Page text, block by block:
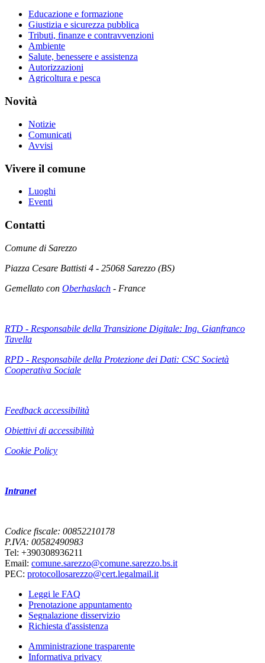
Educazione e formazione
Giustizia e sicurezza pubblica
Tributi, finanze e contravvenzioni
Ambiente
Salute, benessere e assistenza
Autorizzazioni
Agricoltura e pesca
Novità
Notizie
Comunicati
Avvisi
Vivere il comune
Luoghi
Eventi
Contatti
Comune di Sarezzo
Piazza Cesare Battisti 4 - 25068 Sarezzo (BS)
Gemellato con Oberhaslach - France
RTD - Responsabile della Transizione Digitale: Ing. Gianfranco
Tavella
RPD - Responsabile della Protezione dei Dati: CSC Società
Cooperativa Sociale
Feedback accessibilità
Obiettivi di accessibilità
Cookie Policy
Intranet
Codice fiscale: 00852210178
P.IVA: 00582490983
Tel: +390308936211
Email: comune.sarezzo@comune.sarezzo.bs.it
PEC: protocollosarezzo@cert.legalmail.it
Leggi le FAQ
Prenotazione appuntamento
Segnalazione disservizio
Richiesta d'assistenza
Amministrazione trasparente
Informativa privacy